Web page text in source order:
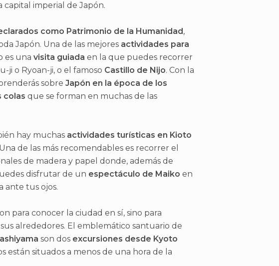
imperial de Japón.
como Patrimonio de la Humanidad,
Japón. Una de las mejores actividades para
es una visita guiada en la que puedes recorrer
ji o Ryoan-ji, o el famoso Castillo de Nijo. Con la
sobre Japón en la época de los
colas que se forman en muchas de las
hay muchas actividades turísticas en Kioto
de las más recomendables es recorrer el
de madera y papel donde, además de
disfrutar de un espectáculo de Maiko en
ante tus ojos.
para conocer la ciudad en sí, sino para
alrededores. El emblemático santuario de
son dos excursiones desde Kyoto
están situados a menos de una hora de la